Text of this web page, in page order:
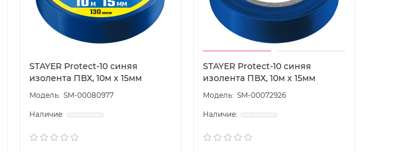
STAYER Protect-10 синяя
изолента ПВХ, 10м х 15мм
SM-00080977
STAYER Protect-10 синяя
изолента ПВХ, 10м х 15мм
SM-00072926